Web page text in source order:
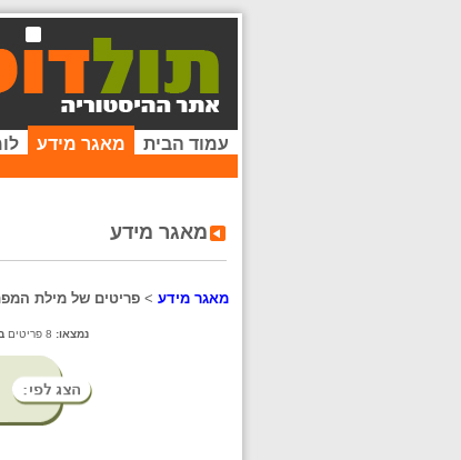
עמוד הבית מאגר מידע
מאגר מידע
מאגר מידע > פריטים של מילת
נמצאו: